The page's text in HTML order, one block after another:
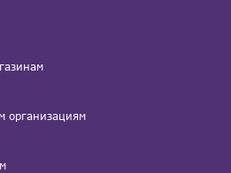
организациям